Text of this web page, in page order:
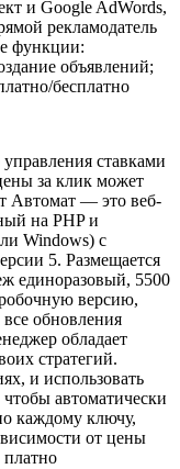
и Google AdWords,
рекламодатель
функции:
объявлений;
бесплатно
ставками
за клик может
Автомат — это веб-
на PHP и
Windows) с
5. Размещается
единоразовый, 5500
версию,
обновления
обладает
стратегий.
и использовать
автоматически
каждому ключу,
от цены
платно